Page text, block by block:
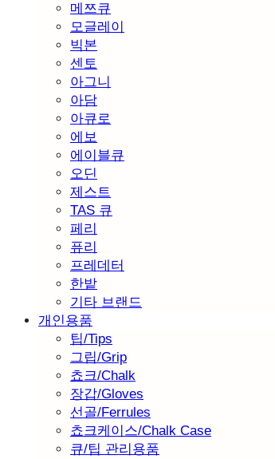
메쯔큐
모글레이
빅본
센토
아그니
아담
아큐로
에보
에이블큐
오딘
제스트
TAS 큐
페리
퓨리
프레데터
한밭
기타 브랜드
개인용품
팁/Tips
그립/Grip
쵸크/Chalk
장갑/Gloves
선골/Ferrules
쵸크케이스/Chalk Case
큐/팁 관리용품